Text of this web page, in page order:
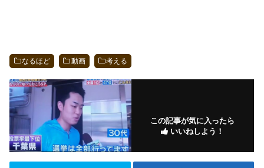
なるほど 動画 考える
この記事が気に入ったら
いいねしよう！